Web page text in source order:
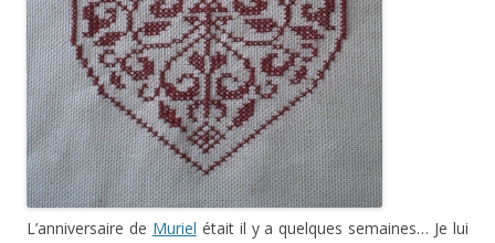
L’anniversaire de Muriel était il y a quelques semaines… Je lui